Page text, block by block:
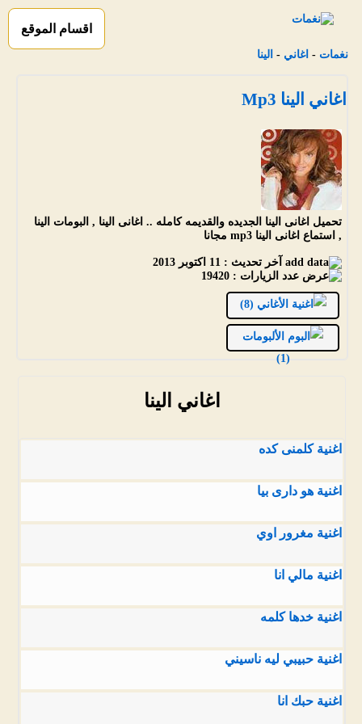
اقسام الموقع
نغمات - اغاني - الينا
اغاني الينا Mp3
تحميل اغانى الينا الجديده والقديمه كامله .. اغانى الينا , البومات الينا
, استماع اغانى الينا mp3 مجانا
آخر تحديث : 11 اكتوبر 2013
عدد الزيارات : 19420
الأغاني (8)
الألبومات
(1)
اغاني الينا
اغنية كلمنى كده
اغنية هو دارى بيا
اغنية مغرور اوي
اغنية مالي انا
اغنية خدها كلمه
اغنية حبيبي ليه ناسيني
اغنية حبك انا